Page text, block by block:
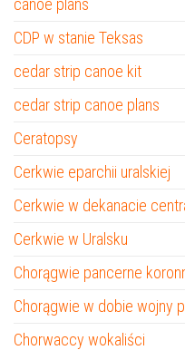
canoe plans
CDP w stanie Teksas
cedar strip canoe kit
cedar strip canoe plans
Ceratopsy
Cerkwie eparchii uralskiej
Cerkwie w dekanacie
Cerkwie w Uralsku
Chorągwie pancerne
Chorągwie w dobie wojny
Chorwaccy wokaliści